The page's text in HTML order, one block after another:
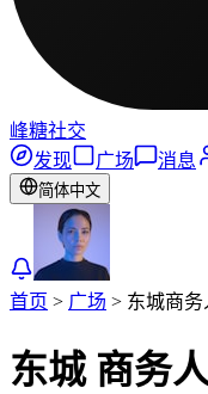
峰糖社交
发现
广场 消息
简体中文
首页 > 广场 > 东城商务
东城 商务